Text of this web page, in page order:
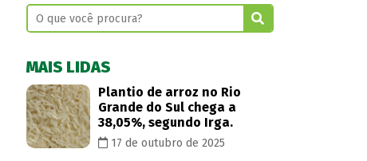
MAIS LIDAS
Plantio de arroz no Rio
Grande do Sul chega a
38,05%, segundo Irga.
17 de outubro de 2025